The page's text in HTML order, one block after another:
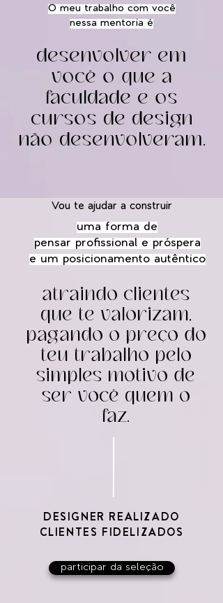
O meu trabalho com você
nessa mentoria é
desenvolver em
você o que a
faculdade e os
cursos de design
não desenvolveram.
Vou te ajudar a construir
uma forma de
pensar profissional e próspera
e um posicionamento autêntico
atraindo clientes
que te valorizam,
pagando o preço do
teu trabalho pelo
simples motivo de
ser você quem o
faz.
DESIGNER REALIZADO
CLIENTES FIDELIZADOS
participar da seleção